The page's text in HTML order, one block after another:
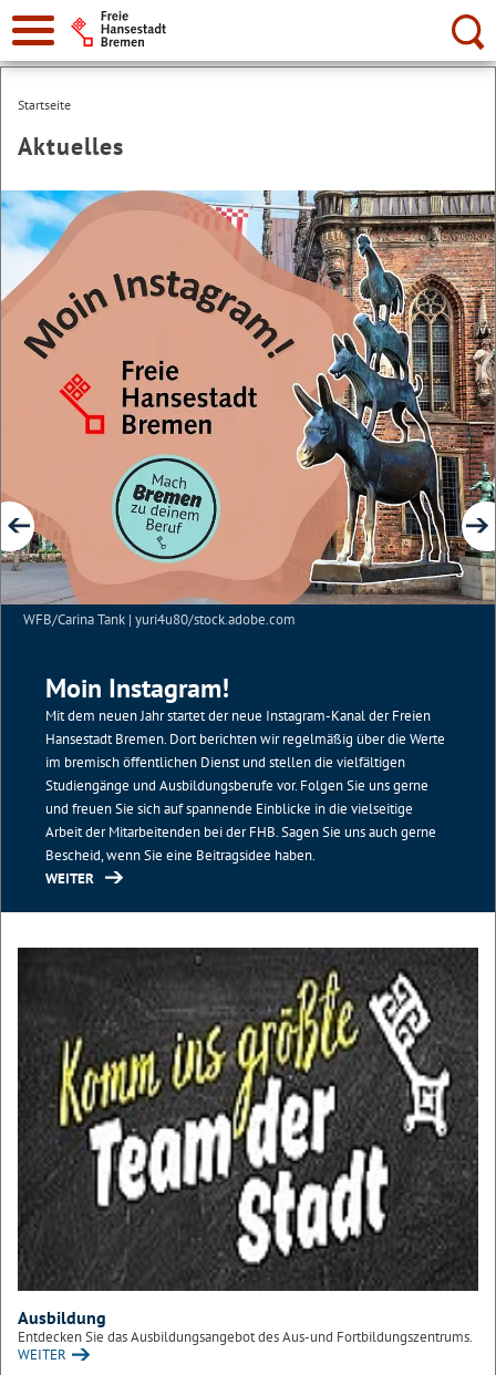
Suche:
Startseite
Aktuelles
WFB/Carina Tank | yuri4u80/stock.adobe.com
Moin Instagram!
Mit dem neuen Jahr startet der neue Instagram-Kanal der Freien
Hansestadt Bremen. Dort berichten wir regelmäßig über die Werte
im bremisch öffentlichen Dienst und stellen die vielfältigen
Studiengänge und Ausbildungsberufe vor. Folgen Sie uns gerne
und freuen Sie sich auf spannende Einblicke in die vielseitige
Arbeit der Mitarbeitenden bei der FHB. Sagen Sie uns auch gerne
Bescheid, wenn Sie eine Beitragsidee haben.
WEITER
Ausbildung
Entdecken Sie das Ausbildungsangebot des Aus-und Fortbildungszentrums.
WEITER